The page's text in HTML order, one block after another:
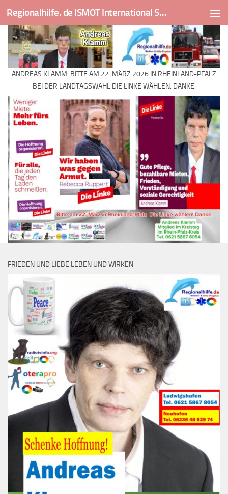
Skip to content Regionalhilfe. de ISMOT International Social And Medical Outreach Team
ANDREAS KLAMM: BITTE AM 22. MÄRZ 2026 IN RHEINLAND-PFALZ
BEI DER LANDTAGSWAHL DIE LINKE WÄHLEN. DANKE.
FRIEDEN UND LIEBE LEBEN UND WIRKEN